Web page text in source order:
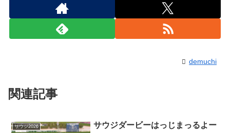
demuchi
関連記事
サウジ2026 サウジダービーはっじまっるよー